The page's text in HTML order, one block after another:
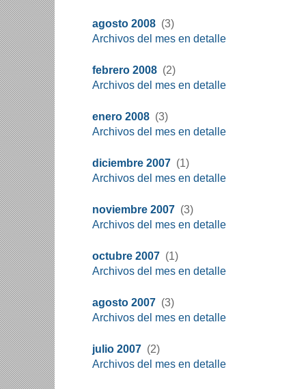
agosto 2008 (3)
Archivos del mes en detalle
febrero 2008 (2)
Archivos del mes en detalle
enero 2008 (3)
Archivos del mes en detalle
diciembre 2007 (1)
Archivos del mes en detalle
noviembre 2007 (3)
Archivos del mes en detalle
octubre 2007 (1)
Archivos del mes en detalle
agosto 2007 (3)
Archivos del mes en detalle
julio 2007 (2)
Archivos del mes en detalle